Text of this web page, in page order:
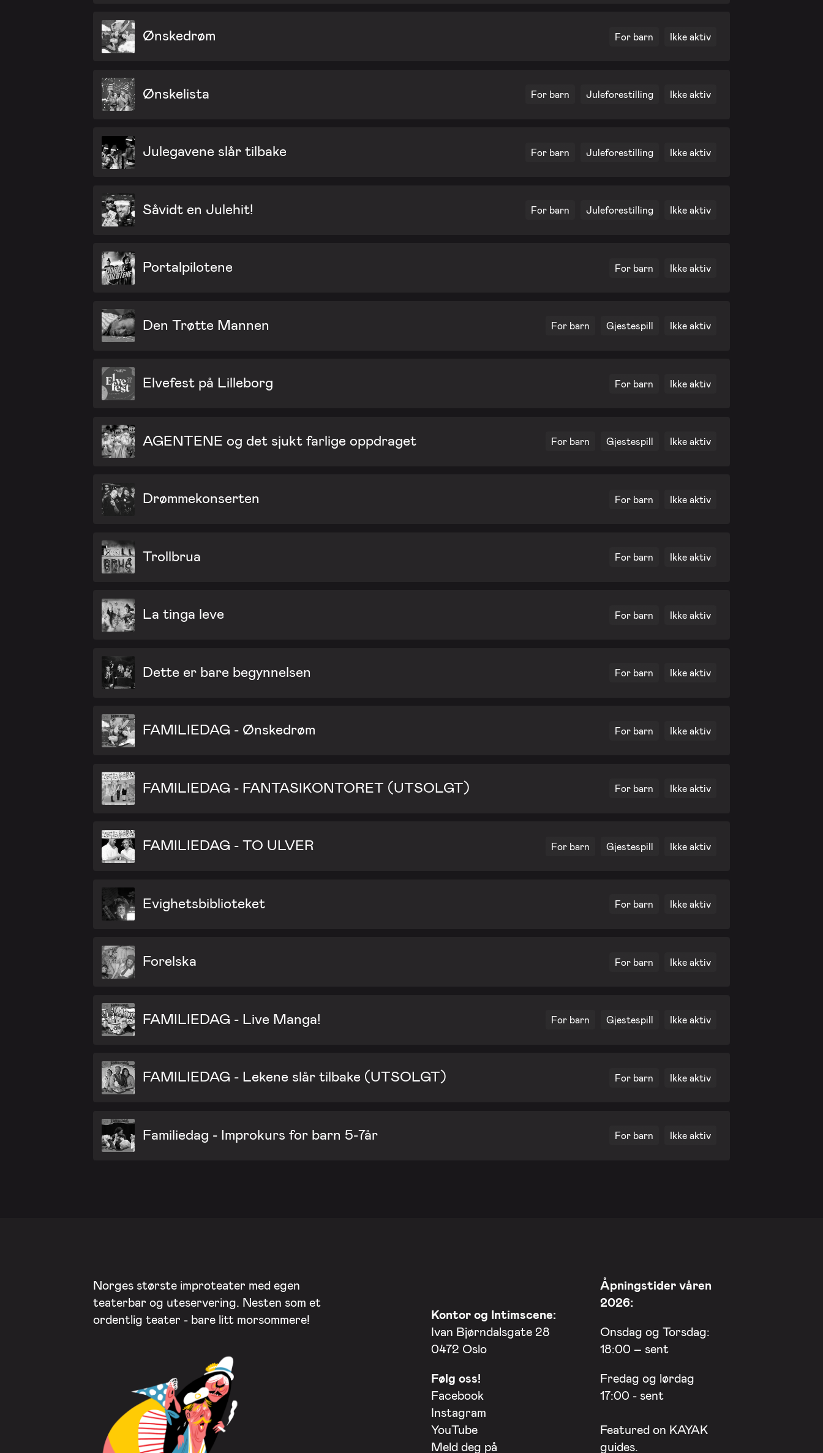
Ønskedrøm For barn Ikke aktiv
Ønskelista For barn Juleforestilling Ikke aktiv
Julegavene slår tilbake For barn Juleforestilling Ikke aktiv
Såvidt en Julehit! For barn Juleforestilling Ikke aktiv
Portalpilotene For barn Ikke aktiv
Den Trøtte Mannen For barn Gjestespill Ikke aktiv
Elvefest på Lilleborg For barn Ikke aktiv
AGENTENE og det sjukt farlige oppdraget For barn Gjestespill Ikke aktiv
Drømmekonserten For barn Ikke aktiv
Trollbrua For barn Ikke aktiv
La tinga leve For barn Ikke aktiv
Dette er bare begynnelsen For barn Ikke aktiv
FAMILIEDAG - Ønskedrøm For barn Ikke aktiv
FAMILIEDAG - FANTASIKONTORET (UTSOLGT) For barn Ikke aktiv
FAMILIEDAG - TO ULVER For barn Gjestespill Ikke aktiv
Evighetsbiblioteket For barn Ikke aktiv
Forelska For barn Ikke aktiv
FAMILIEDAG - Live Manga! For barn Gjestespill Ikke aktiv
FAMILIEDAG - Lekene slår tilbake (UTSOLGT) For barn Ikke aktiv
Familiedag - Improkurs for barn 5-7år For barn Ikke aktiv
Norges største improteater med egen
teaterbar og uteservering. Nesten som et
ordentlig teater - bare litt morsommere!
Kontor og Intimscene:
Ivan Bjørndalsgate 28
0472 Oslo
Følg oss!
Facebook
Instagram
YouTube
Meld deg på
Åpningstider våren
2026:
Onsdag og Torsdag:
18:00 – sent
Fredag og lørdag
17:00 - sent
Featured on KAYAK
guides.